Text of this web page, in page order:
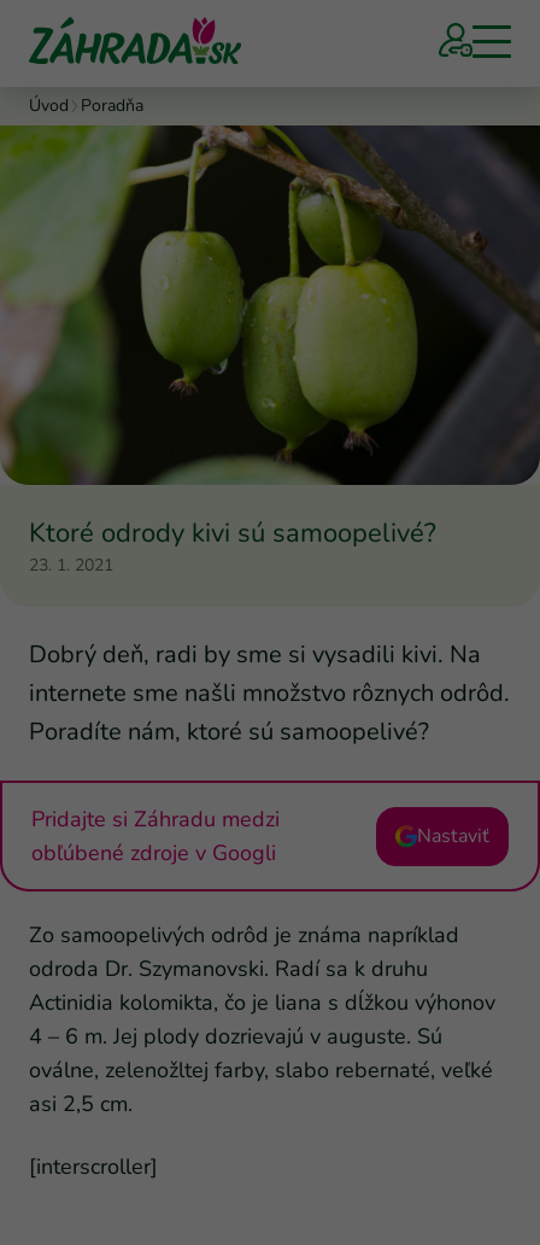
Úvod Poradňa
Ktoré odrody kivi sú samoopelivé?
23. 1. 2021
Dobrý deň, radi by sme si vysadili kivi. Na
internete sme našli množstvo rôznych odrôd.
Poradíte nám, ktoré sú samoopelivé?
Pridajte si Záhradu medzi
obľúbené zdroje v Googli
Nastaviť
Zo samoopelivých odrôd je známa napríklad
odroda Dr. Szymanovski. Radí sa k druhu
Actinidia kolomikta, čo je liana s dĺžkou výhonov
4 – 6 m. Jej plody dozrievajú v auguste. Sú
oválne, zelenožltej farby, slabo rebernaté, veľké
asi 2,5 cm.
[interscroller]